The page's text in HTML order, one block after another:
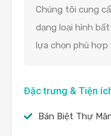
Chúng tôi cung
dạng loại hình
lựa chọn phù hợp
Đặc trưng & Tiện
Bán Biệt Thự